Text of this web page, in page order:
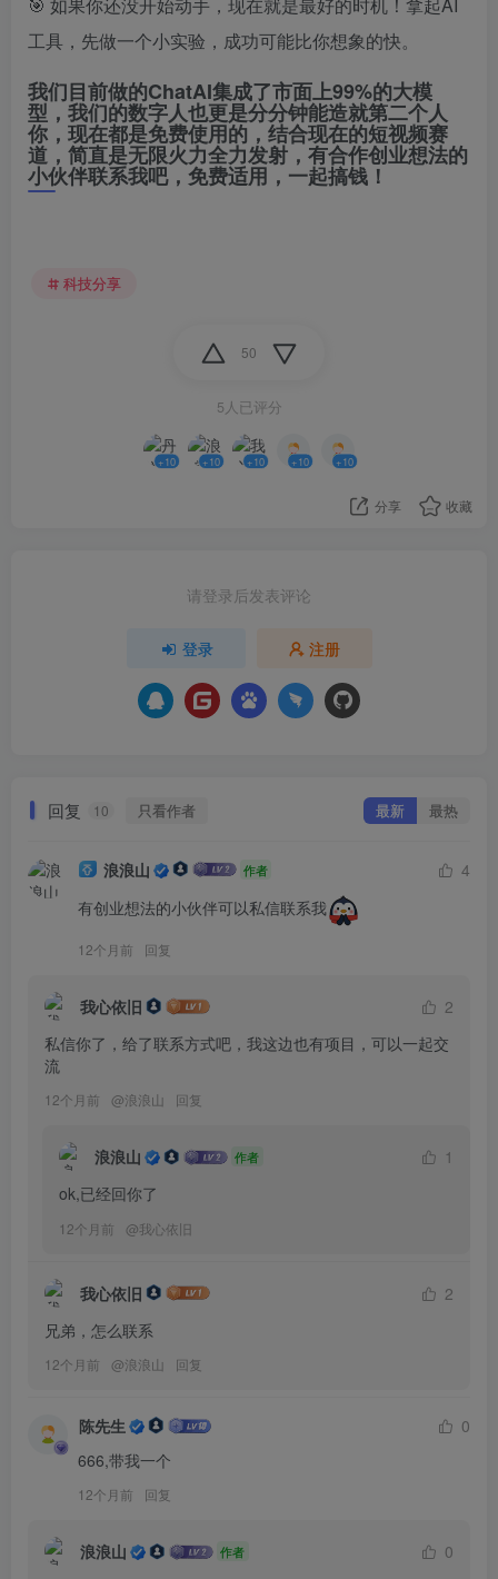
工具，先做一个小实验，成功可能比你想象的快。
我们目前做的ChatAI集成了市面上99%的大模
型，我们的数字人也更是分分钟能造就第二个人
你，现在都是免费使用的，结合现在的短视频赛
道，简直是无限火力全力发射，有合作创业想法的
小伙伴联系我吧，免费适用，一起搞钱！
科技分享
50
5人已评分
+10 +10 +10 +10 +10
分享 收藏
请登录后发表评论
登录 注册
回复 10 只看作者 最新 最热
浪浪山 作者
4
有创业想法的小伙伴可以私信联系我
12个月前 回复
我心依旧
2
私信你了，给了联系方式吧，我这边也有项目，可以一起交
流
12个月前 @浪浪山 回复
浪浪山 作者
1
ok,已经回你了
12个月前 @我心依旧
我心依旧
2
兄弟，怎么联系
12个月前 @浪浪山 回复
陈先生
0
666,带我一个
12个月前 回复
浪浪山 作者
0